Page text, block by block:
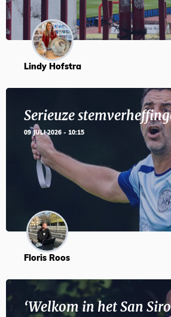
Lindy Hofstra
Serieuze
09 JULI 2026 - 10:15
Floris Roos
‘Welkom in het San